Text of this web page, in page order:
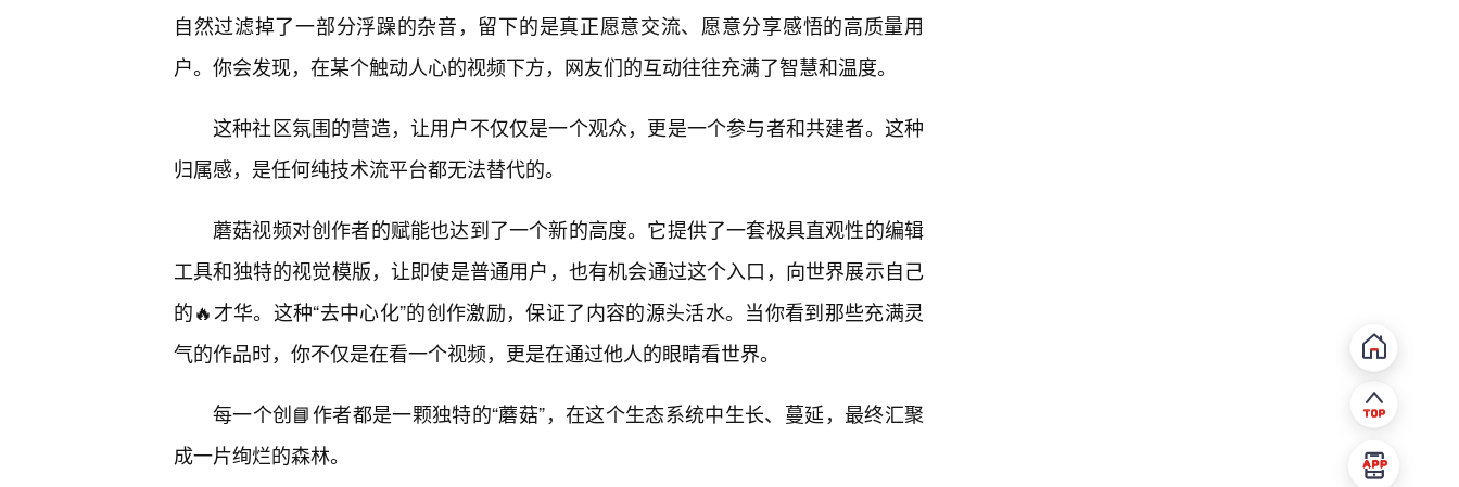
自然过滤掉了一部分浮躁的杂音，留下的是真正愿意交流、愿意分享感悟的高质量用
户。你会发现，在某个触动人心的视频下方，网友们的互动往往充满了智慧和温度。
这种社区氛围的营造，让用户不仅仅是一个观众，更是一个参与者和共建者。这种
归属感，是任何纯技术流平台都无法替代的。
蘑菇视频对创作者的赋能也达到了一个新的高度。它提供了一套极具直观性的编辑
工具和独特的视觉模版，让即使是普通用户，也有机会通过这个入口，向世界展示自己
的🔥才华。这种“去中心化”的创作激励，保证了内容的源头活水。当你看到那些充满灵
气的作品时，你不仅是在看一个视频，更是在通过他人的眼睛看世界。
每一个创📘作者都是一颗独特的“蘑菇”，在这个生态系统中生长、蔓延，最终汇聚
成一片绚烂的森林。